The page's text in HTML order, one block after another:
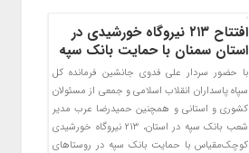
افتتاح ۲۱۳ نیروگاه خورشیدی در
استان سمنان با حمایت بانک سپه
با حضور سردار علی فدوی جانشین فرمانده کل
سپاه پاسداران انقلاب اسلامی و جمعی از مسئولان
کشوری و استانی و همچنین حمیدرضا عرب مدیر
شعب بانک سپه در استان، ۲۱۳ نیروگاه خورشیدی
کوچک‌مقیاس با حمایت بانک سپه در روستاهای